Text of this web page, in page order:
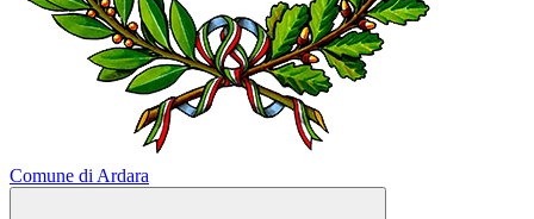
Comune di Ardara